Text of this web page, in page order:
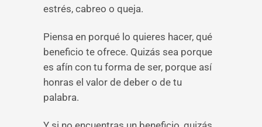
estrés, cabreo o queja.
Piensa en porqué lo quieres hacer, qué
beneficio te ofrece. Quizás sea porque
es afín con tu forma de ser, porque así
honras el valor de deber o de tu
palabra.